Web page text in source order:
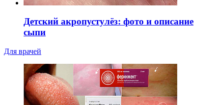
Детский акропустулёз: фото и описание
сыпи
Для врачей